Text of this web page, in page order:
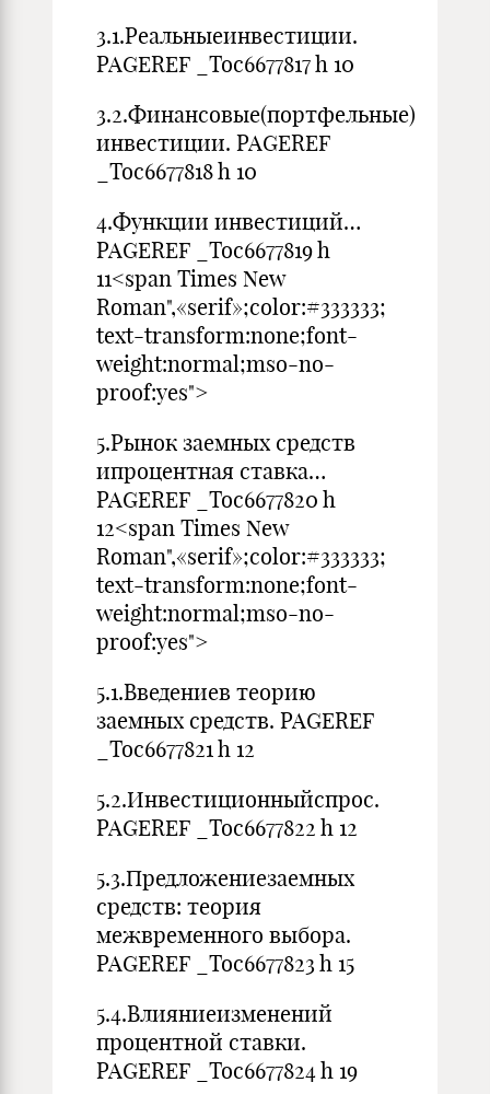
3.1.Реальныеинвестиции.
PAGEREF _Toc6677817 h 10
3.2.Финансовые(портфельные)
инвестиции. PAGEREF
_Toc6677818 h 10
4.Функции инвестиций…
PAGEREF _Toc6677819 h
11<span Times New
Roman",«serif»;color:#333333;
text-transform:none;font-
weight:normal;mso-no-
proof:yes">
5.Рынок заемных средств
ипроцентная ставка…
PAGEREF _Toc6677820 h
12<span Times New
Roman",«serif»;color:#333333;
text-transform:none;font-
weight:normal;mso-no-
proof:yes">
5.1.Введениев теорию
заемных средств. PAGEREF
_Toc6677821 h 12
5.2.Инвестиционныйспрос.
PAGEREF _Toc6677822 h 12
5.3.Предложениезаемных
средств: теория
межвременного выбора.
PAGEREF _Toc6677823 h 15
5.4.Влияниеизменений
процентной ставки.
PAGEREF _Toc6677824 h 19